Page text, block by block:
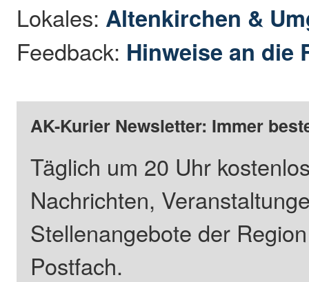
Lokales: Altenkirchen &
Feedback: Hinweise an die
AK-Kurier Newsletter: Immer
Täglich um 20 Uhr
Nachrichten,
Stellenangebote der
Postfach.